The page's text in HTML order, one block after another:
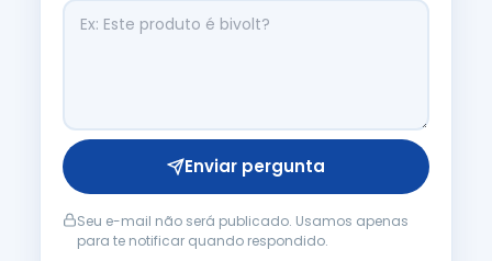
Enviar pergunta
Seu e-mail não será publicado. Usamos apenas
para te notificar quando respondido.